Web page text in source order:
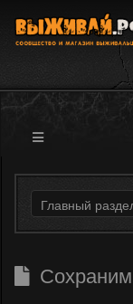
Информация
Магазин
Форум